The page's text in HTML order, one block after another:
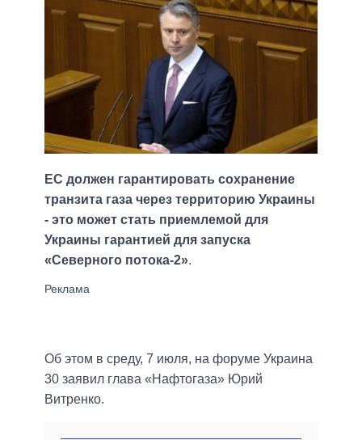
ЕС должен гарантировать сохранение
транзита газа через территорию Украины
- это может стать приемлемой для
Украины гарантией для запуска
«Северного потока-2».
Об этом в среду, 7 июля, на форуме Украина
30 заявил глава «Нафтогаза» Юрий
Витренко.